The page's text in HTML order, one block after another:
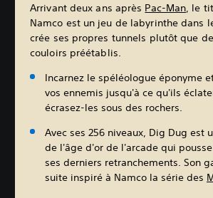
Arrivant deux ans après Pac-Man, le
Namco est un jeu de labyrinthe dans
crée ses propres tunnels plutôt que
couloirs préétablis.
Incarnez le spéléologue éponyme
vos ennemis jusqu'à ce qu'ils
écrasez-les sous des rochers.
Avec ses 256 niveaux, Dig Dug est
de l'âge d'or de l'arcade qui
ses derniers retranchements. Son
suite inspiré à Namco la série des